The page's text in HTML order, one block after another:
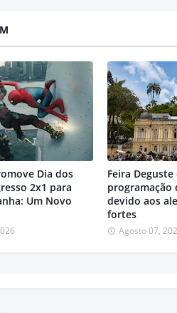
Dia dos
2x1 para
Um Novo
Feira Deguste
programação
devido aos
fortes
Agosto 07,